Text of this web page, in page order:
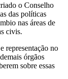
o Conselho
das políticas
nas áreas de
civis.
representação no
órgãos
sobre essas